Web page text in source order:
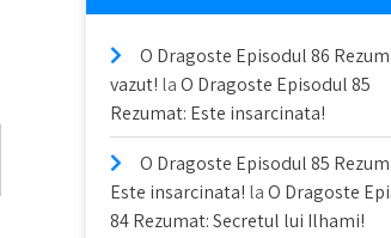
O Dragoste Episodul 86
vazut! laO Dragoste Episodul 85
Rezumat: Este insarcinata!
O Dragoste Episodul 85
Este insarcinata! laO Dragoste
84 Rezumat: Secretul lui Ilhami!